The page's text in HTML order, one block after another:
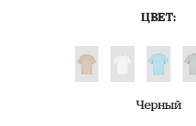
ЦВЕТ:
Черный